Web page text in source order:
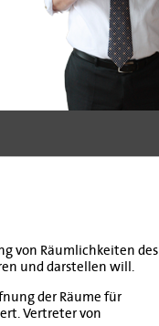
von Räumlichkeiten des
und darstellen will.
der Räume für
Vertreter von